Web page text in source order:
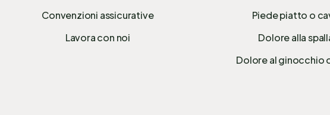
Convenzioni assicurative
Lavora con noi
Piede piatto o
Dolore alla
Dolore al ginocchio